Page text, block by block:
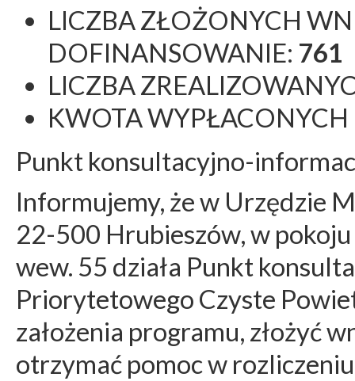
LICZBA ZŁOŻONYCH
DOFINANSOWANIE: 761
LICZBA
KWOTA
Punkt konsultacyjno-
Informujemy, że w Urzędzie
22-500 Hrubieszów, w
wew. 55 działa Punkt
Priorytetowego Czyste
założenia programu, złożyć
otrzymać pomoc w